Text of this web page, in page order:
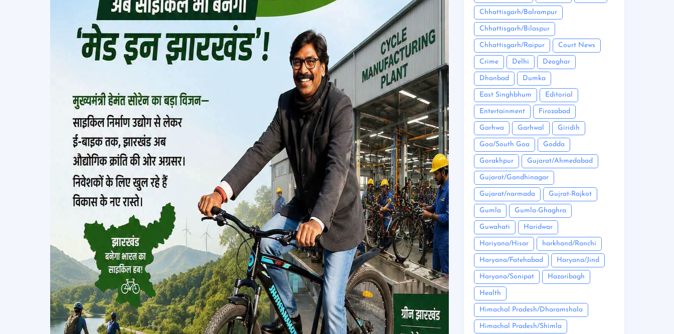
Chhattisgarh/Balrampur
Chhattisgarh/Bilaspur
Chhattisgarh/Raipur Court News
Crime Delhi Deoghar
Dhanbad Dumka
East Singhbhum Editorial
Entertainment Firozabad
Garhwa Garhwal Giridih
Goa/South Goa Godda
Gorakhpur Gujarat/Ahmedabad
Gujarat/Gandhinagar
Gujarat/narmada Gujrat-Rajkot
Gumla Gumla-Ghaghra
Guwahati Haridwar
Hariyana/Hisar harkhand/Ranchi
Haryana/Fatehabad Haryana/Jind
Haryana/Sonipat Hazaribagh
Health
Himachal Pradesh/Dharamshala
Himachal Pradesh/Shimla